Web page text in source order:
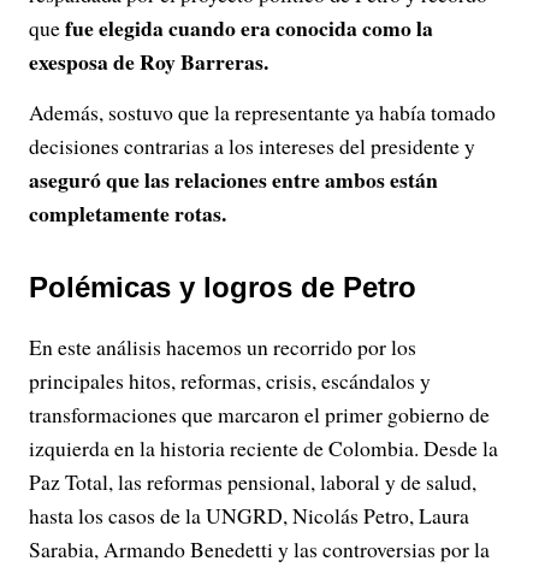
quefue elegida cuando era conocida como la
exesposa de Roy Barreras.
Además, sostuvo que la representante ya había tomado
decisiones contrarias a los intereses del presidente y
aseguró que las relaciones entre ambos están
completamente rotas.
Polémicas y logros de Petro
En este análisis hacemos un recorrido por los
principales hitos, reformas, crisis, escándalos y
transformaciones que marcaron el primer gobierno de
izquierda en la historia reciente de Colombia. Desde la
Paz Total, las reformas pensional, laboral y de salud,
hasta los casos de la UNGRD, Nicolás Petro, Laura
Sarabia, Armando Benedetti y las controversias por la